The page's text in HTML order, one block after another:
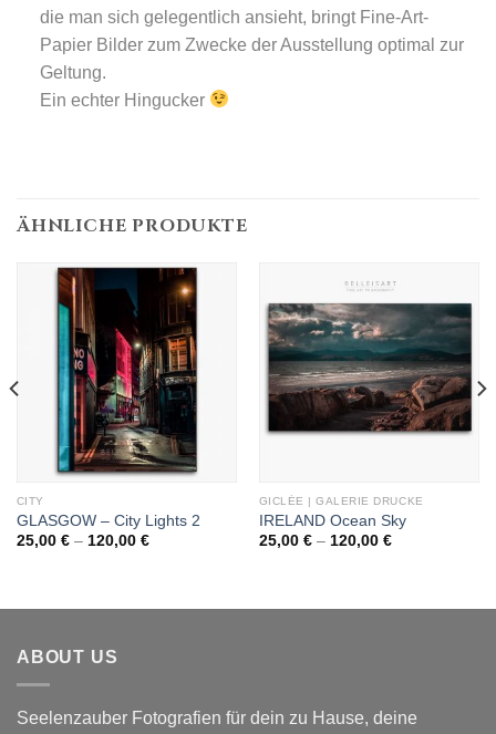
die man sich gelegentlich ansieht, bringt Fine-Art-
Papier Bilder zum Zwecke der Ausstellung optimal zur
Geltung.
Ein echter Hingucker
ÄHNLICHE PRODUKTE
CITY
GLASGOW – City Lights 2
25,00 € – 120,00 €Preisspanne:
GICLÉE | GALERIE DRUCKE
IRELAND Ocean Sky
25,00 € – 120,00 €Preisspanne:
ABOUT US
Seelenzauber Fotografien für dein zu Hause, deine